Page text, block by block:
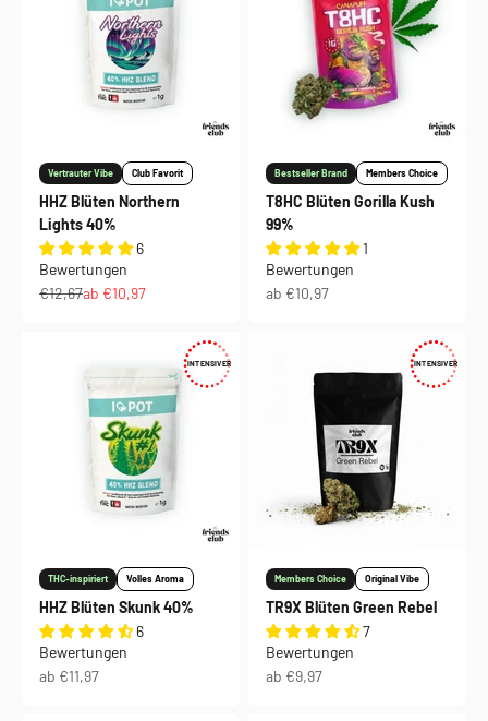
Vertrauter Vibe Club Favorit
HHZ Blüten Northern
Lights 40%
6
Bewertungen
Regulärer Preis
€12,67Angebot
ab €10,97
Bestseller Brand Members Choice
T8HC Blüten Gorilla Kush
99%
1
Bewertungen
Angebot
ab €10,97
INTENSIVER
THC-inspiriert Volles Aroma
HHZ Blüten Skunk 40%
6
Bewertungen
Angebot
ab €11,97
INTENSIVER
Members Choice Original Vibe
TR9X Blüten Green Rebel
7
Bewertungen
Angebot
ab €9,97